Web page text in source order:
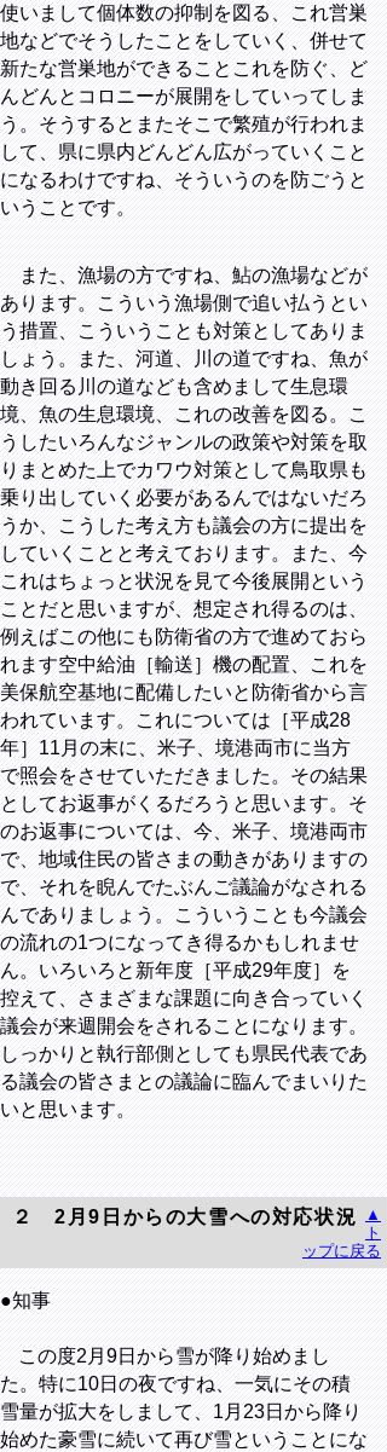
使いまして個体数の抑制を図る、これ営巣
地などでそうしたことをしていく、併せて
新たな営巣地ができることこれを防ぐ、ど
んどんとコロニーが展開をしていってしま
う。そうするとまたそこで繁殖が行われま
して、県に県内どんどん広がっていくこと
になるわけですね、そういうのを防ごうと
いうことです。
また、漁場の方ですね、鮎の漁場などが
あります。こういう漁場側で追い払うとい
う措置、こういうことも対策としてありま
しょう。また、河道、川の道ですね、魚が
動き回る川の道なども含めまして生息環
境、魚の生息環境、これの改善を図る。こ
うしたいろんなジャンルの政策や対策を取
りまとめた上でカワウ対策として鳥取県も
乗り出していく必要があるんではないだろ
うか、こうした考え方も議会の方に提出を
していくことと考えております。また、今
これはちょっと状況を見て今後展開という
ことだと思いますが、想定され得るのは、
例えばこの他にも防衛省の方で進めておら
れます空中給油［輸送］機の配置、これを
美保航空基地に配備したいと防衛省から言
われています。これについては［平成28
年］11月の末に、米子、境港両市に当方
で照会をさせていただきました。その結果
としてお返事がくるだろうと思います。そ
のお返事については、今、米子、境港両市
で、地域住民の皆さまの動きがありますの
で、それを睨んでたぶんご議論がなされる
んでありましょう。こういうことも今議会
の流れの1つになってき得るかもしれませ
ん。いろいろと新年度［平成29年度］を
控えて、さまざまな課題に向き合っていく
議会が来週開会をされることになります。
しっかりと執行部側としても県民代表であ
る議会の皆さまとの議論に臨んでまいりた
いと思います。
２ 2月9日からの大雪への対応状況
▲
ト
ップに戻る
●知事
この度2月9日から雪が降り始めまし
た。特に10日の夜ですね、一気にその積
雪量が拡大をしまして、1月23日から降り
始めた豪雪に続いて再び雪ということにな